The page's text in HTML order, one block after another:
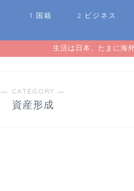
1.国籍 2.ビジネス
生活は日本、たまに海
― CATEGORY ―
資産形成